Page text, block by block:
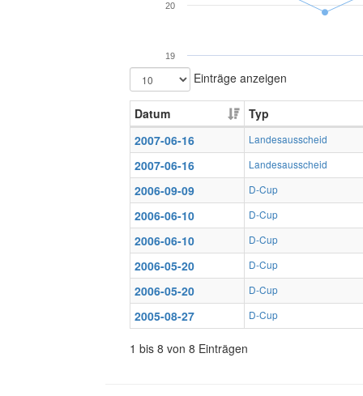
19
20
Einträge anzeigen
Datum
Typ
2007-06-16
Landesausscheid
2007-06-16 Landesausscheid
2006-09-09 D-Cup
2006-06-10 D-Cup
2006-06-10 D-Cup
2006-05-20 D-Cup
2006-05-20 D-Cup
2005-08-27 D-Cup
1 bis 8 von 8 Einträgen